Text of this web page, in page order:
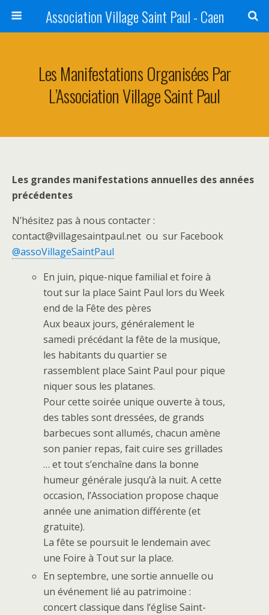
Association Village Saint Paul - Caen
Les Manifestations Organisées Par
L’Association Village Saint Paul
Les grandes manifestations annuelles des années
précédentes
N’hésitez pas à nous contacter :
contact@villagesaintpaul.net ou sur Facebook
@assoVillageSaintPaul
En juin, pique-nique familial et foire à
tout sur la place Saint Paul lors du Week
end de la Fête des pères
Aux beaux jours, généralement le
samedi précédant la fête de la musique,
les habitants du quartier se
rassemblent place Saint Paul pour pique
niquer sous les platanes.
Pour cette soirée unique ouverte à tous,
des tables sont dressées, de grands
barbecues sont allumés, chacun amène
son panier repas, fait cuire ses grillades
… et tout s’enchaîne dans la bonne
humeur générale jusqu’à la nuit. A cette
occasion, l’Association propose chaque
année une animation différente (et
gratuite).
La fête se poursuit le lendemain avec
une Foire à Tout sur la place.
En septembre, une sortie annuelle ou
un événement lié au patrimoine :
concert classique dans l’église Saint-